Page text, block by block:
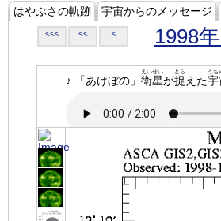
はやぶさの軌跡 宇宙からのメッセージ
<<< << < 1998
♪ 「あけぼの」 衛星
えいせい
が捉
とら
えた宇
うち